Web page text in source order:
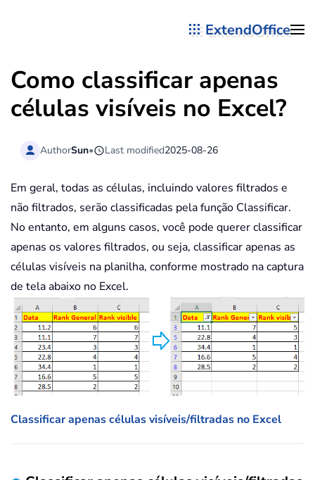
ExtendOffice
Como classificar apenas
células visíveis no Excel?
AuthorSun• Last modified2025-08-26
Em geral, todas as células, incluindo valores filtrados e
não filtrados, serão classificadas pela função Classificar.
No entanto, em alguns casos, você pode querer classificar
apenas os valores filtrados, ou seja, classificar apenas as
células visíveis na planilha, conforme mostrado na captura
de tela abaixo no Excel.
Classificar apenas células visíveis/filtradas no Excel